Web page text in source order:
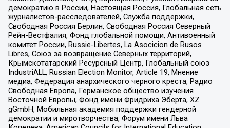
демократию в России, Настоящая Россия, Глобальная сеть
журналистов-расследователей, Служба поддержки,
Свободная Россия Берлин, Свободная Россия Северный
Рейн-Вестфалия, Фонд глобальной помощи, Антивоенный
комитет России, Russie-Libertes, La Asocicion de Rusos
Libres, Союз за возвращение Северных территорий,
Крымскотатарский Ресурсный Центр, Глобальный союз
IndustriALL, Russian Election Monitor, Article 19, Мнение
медиа, Федерация анархического черного креста, Радио
Свободная Европа, Германское общество изучения
Восточной Европы, Фонд имени Фридриха Эберта, XZ
gGmbH, Мобильная академия поддержки гендерной
демократии и миротворчества, Форум имени Льва